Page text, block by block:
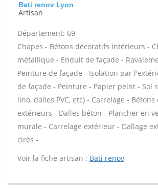
Bati renov Lyon
Artisan
Département: 69
Chapes - Bétons décoratifs intérieurs -
métallique - Enduit de façade -
Peinture de façade - Isolation par
de façade - Peinture - Papier peint - Sol
lino, dalles PVC, etc) - Carrelage -
extérieurs - Dalles béton - Plancher en
murale - Carrelage extérieur - Dallage
cirés -
Voir la fiche artisan : Bati renov